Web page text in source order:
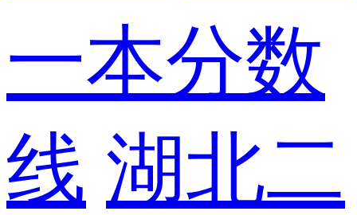
一本分数
线 湖北二